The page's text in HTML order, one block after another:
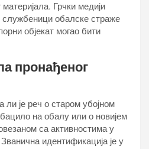
Грчки медији
службеници обалске страже
објекат могао бити
пронађеног
ли је реч о старом убојном
на обалу или о новијем
са активностима у
идентификација је у